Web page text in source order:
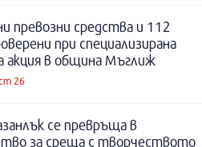
превозни средства и 112
при специализирана
акция в община Мъглиж
26
се превръща в
за среща с творчеството